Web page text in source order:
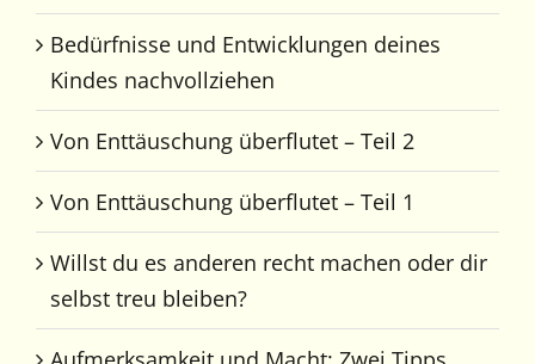
Bedürfnisse und Entwicklungen deines
Kindes nachvollziehen
Von Enttäuschung überflutet – Teil 2
Von Enttäuschung überflutet – Teil 1
Willst du es anderen recht machen oder dir
selbst treu bleiben?